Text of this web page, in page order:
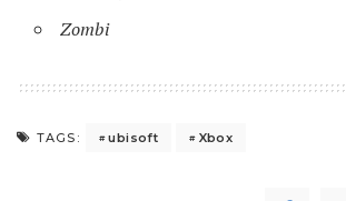
Zombi
TAGS: ubisoft Xbox